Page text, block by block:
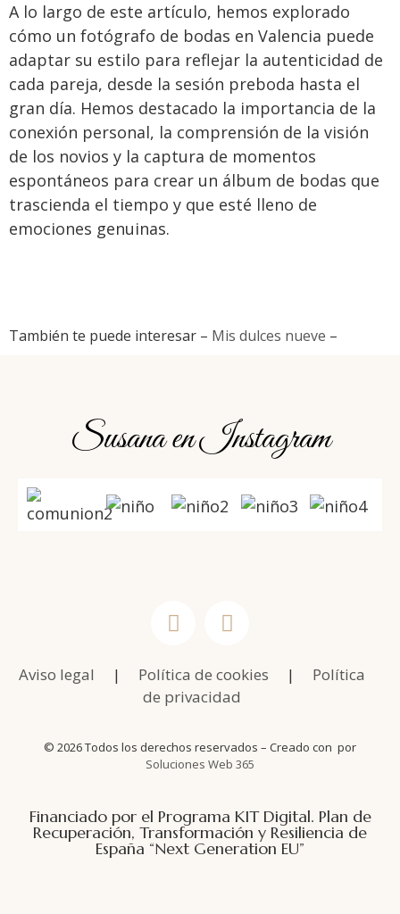
A lo largo de este artículo, hemos explorado
cómo un fotógrafo de bodas en Valencia puede
adaptar su estilo para reflejar la autenticidad de
cada pareja, desde la sesión preboda hasta el
gran día. Hemos destacado la importancia de la
conexión personal, la comprensión de la visión
de los novios y la captura de momentos
espontáneos para crear un álbum de bodas que
trascienda el tiempo y que esté lleno de
emociones genuinas.
También te puede interesar – Mis dulces nueve –
Susana en Instagram
Aviso legal | Política de cookies | Política
de privacidad
© 2026 Todos los derechos reservados – Creado con por
Soluciones Web 365
Financiado por el Programa KIT Digital. Plan de
Recuperación, Transformación y Resiliencia de
España “Next Generation EU”